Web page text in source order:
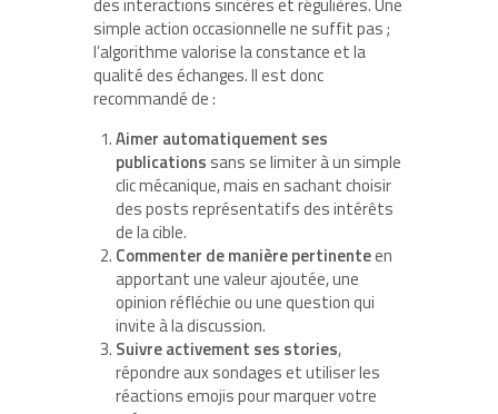
des interactions sincères et régulières. Une
simple action occasionnelle ne suffit pas ;
l’algorithme valorise la constance et la
qualité des échanges. Il est donc
recommandé de :
Aimer automatiquement ses
publications sans se limiter à un simple
clic mécanique, mais en sachant choisir
des posts représentatifs des intérêts
de la cible.
Commenter de manière pertinenteen
apportant une valeur ajoutée, une
opinion réfléchie ou une question qui
invite à la discussion.
Suivre activement ses stories,
répondre aux sondages et utiliser les
réactions emojis pour marquer votre